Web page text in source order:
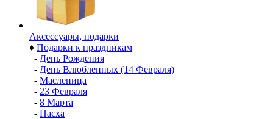
Аксессуары, подарки
♦ Подарки к праздникам
- День Рождения
- День Влюбленных (14 Февраля)
- Масленица
- 23 Февраля
- 8 Марта
- Пасха